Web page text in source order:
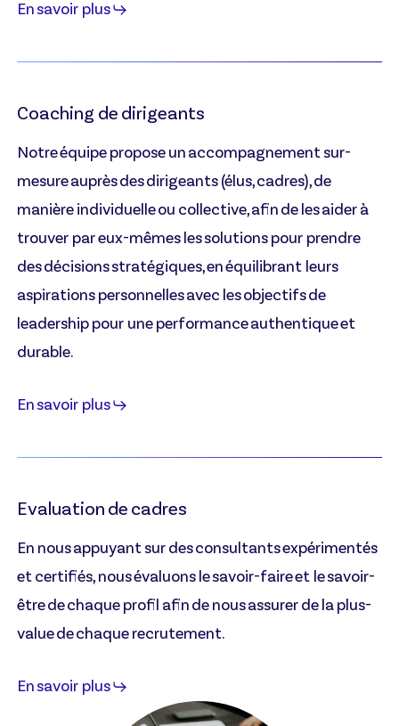
En savoir plus
Coaching de dirigeants
Notre équipe propose un accompagnement sur-
mesure auprès des dirigeants (élus, cadres), de
manière individuelle ou collective, afin de les aider à
trouver par eux-mêmes les solutions pour prendre
des décisions stratégiques, en équilibrant leurs
aspirations personnelles avec les objectifs de
leadership pour une performance authentique et
durable.
En savoir plus
Evaluation de cadres
En nous appuyant sur des consultants expérimentés
et certifiés, nous évaluons le savoir-faire et le savoir-
être de chaque profil afin de nous assurer de la plus-
value de chaque recrutement.
En savoir plus